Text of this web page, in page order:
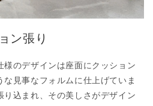
ン張り
様のデザインは座面にクッション
見事なフォルムに仕上げていま
込まれ、その美しさがデザイン